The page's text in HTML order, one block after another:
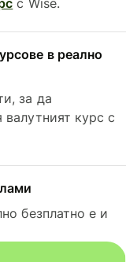
в реално
за да
курс с
безплатно е и